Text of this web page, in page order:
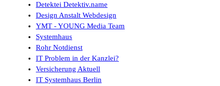
Detektei Detektiv.name
Design Anstalt Webdesign
YMT - YOUNG Media Team
Systemhaus
Rohr Notdienst
IT Problem in der Kanzlei?
Versicherung Aktuell
IT Systemhaus Berlin